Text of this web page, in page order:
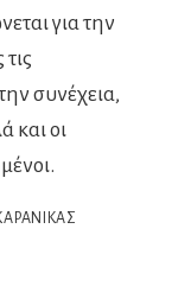
για την
συνέχεια,
και οι